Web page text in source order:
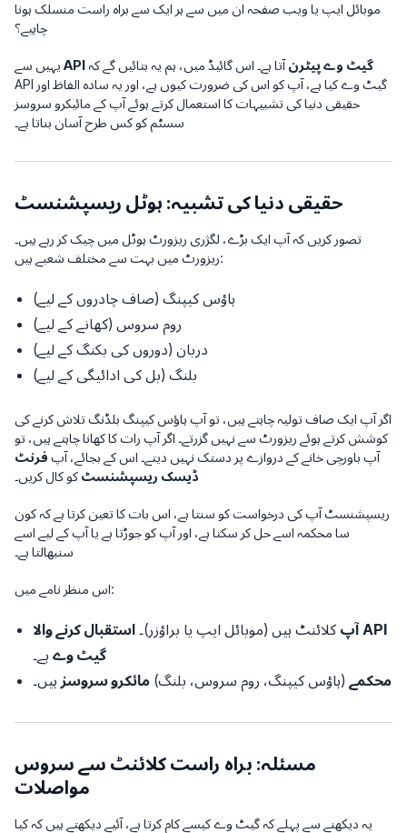
موبائل ایپ یا ویب صفحہ ان میں سے ہر ایک سے براہ راست منسلک ہونا
چاہیے؟
API گیٹ وے پیٹرنآتا ہے۔ اس گائیڈ میں، ہم یہ بتائیں گے کہ
API گیٹ وے کیا ہے، آپ کو اس کی ضرورت کیوں ہے، اور یہ سادہ الفاظ اور
حقیقی دنیا کی تشبیہات کا استعمال کرتے ہوئے آپ کے مائیکرو سروسز
سسٹم کو کس طرح آسان بناتا ہے۔
حقیقی دنیا کی تشبیہ: ہوٹل ریسپشنسٹ
تصور کریں کہ آپ ایک بڑے، لگژری ریزورٹ ہوٹل میں چیک کر رہے ہیں۔
ریزورٹ میں بہت سے مختلف شعبے ہیں:
ہاؤس کیپنگ (صاف چادروں کے لیے)
روم سروس (کھانے کے لیے)
دربان (دوروں کی بکنگ کے لیے)
بلنگ (بل کی ادائیگی کے لیے)
اگر آپ ایک صاف تولیہ چاہتے ہیں، تو آپ ہاؤس کیپنگ بلڈنگ تلاش کرنے کی
کوشش کرتے ہوئے ریزورٹ سے نہیں گزرتے۔ اگر آپ رات کا کھانا چاہتے ہیں، تو
آپ باورچی خانے کے دروازے پر دستک نہیں دیتے۔ اس کے بجائے، آپ فرنٹ
ڈیسک ریسپشنسٹ کو کال کریں۔
ریسپشنسٹ آپ کی درخواست کو سنتا ہے، اس بات کا تعین کرتا ہے کہ کون
سا محکمہ اسے حل کر سکتا ہے، اور آپ کو جوڑتا ہے یا آپ کے لیے اسے
سنبھالتا ہے۔
اس منظر نامے میں:
آپ کلائنٹ ہیں (موبائل ایپ یا براؤزر)۔ استقبال کرنے والا
API
گیٹ وے ہے۔
محکمے (ہاؤس کیپنگ، روم سروس، بلنگ) مائکرو سروسز ہیں۔
مسئلہ: براہ راست کلائنٹ سے سروس
مواصلات
یہ دیکھنے سے پہلے کہ گیٹ وے کیسے کام کرتا ہے، آئیے دیکھتے ہیں کہ کیا